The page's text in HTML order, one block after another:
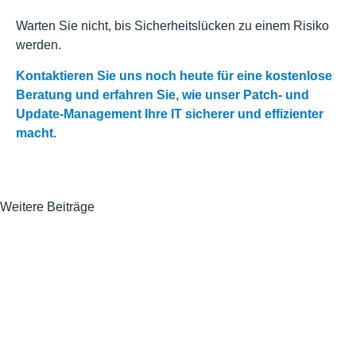
Warten Sie nicht, bis Sicherheitslücken zu einem Risiko
werden.
Kontaktieren Sie uns noch heute für eine kostenlose
Beratung und erfahren Sie, wie unser Patch- und
Update-Management Ihre IT sicherer und effizienter
macht.
Weitere Beiträge